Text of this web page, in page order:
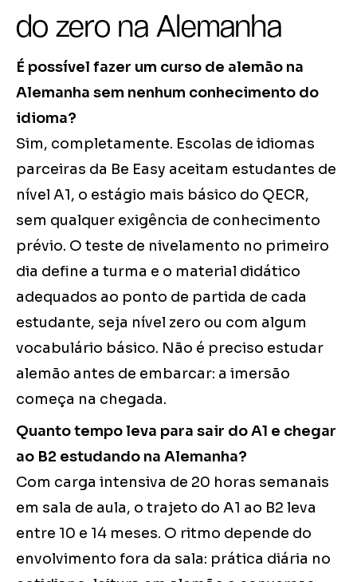
do zero na Alemanha
É possível fazer um curso de alemão na
Alemanha sem nenhum conhecimento do
idioma?
Sim, completamente. Escolas de idiomas
parceiras da Be Easy aceitam estudantes de
nível A1, o estágio mais básico do QECR,
sem qualquer exigência de conhecimento
prévio. O teste de nivelamento no primeiro
dia define a turma e o material didático
adequados ao ponto de partida de cada
estudante, seja nível zero ou com algum
vocabulário básico. Não é preciso estudar
alemão antes de embarcar: a imersão
começa na chegada.
Quanto tempo leva para sair do A1 e chegar
ao B2 estudando na Alemanha?
Com carga intensiva de 20 horas semanais
em sala de aula, o trajeto do A1 ao B2 leva
entre 10 e 14 meses. O ritmo depende do
envolvimento fora da sala: prática diária no